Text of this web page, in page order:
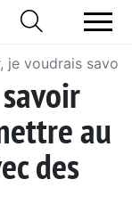
je voudrais
au
des